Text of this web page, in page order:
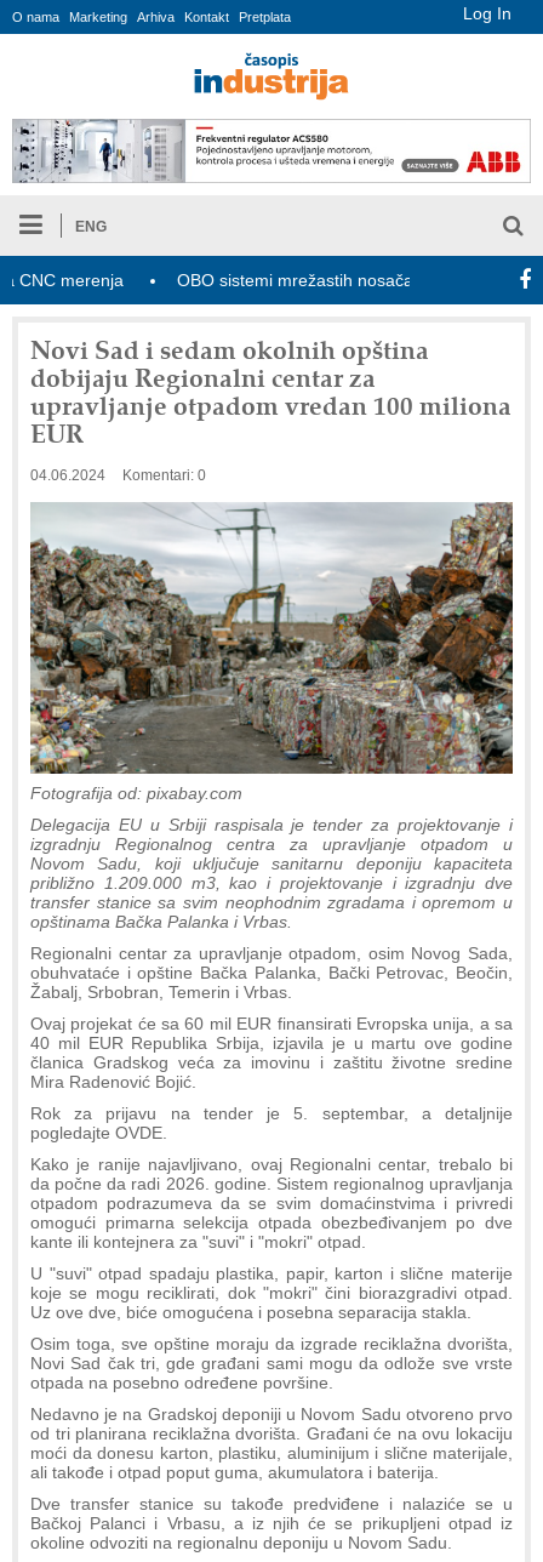
Log In
O nama Marketing Arhiva Kontakt Pretplata
ENG
merenja OBO sistemi mrežastih nosača kablova Novi
Novi Sad i sedam okolnih opština
dobijaju Regionalni centar za
upravljanje otpadom vredan 100 miliona
EUR
04.06.2024 Komentari: 0
Fotografija od: pixabay.com
Delegacija EU u Srbiji raspisala je tender za projektovanje i
izgradnju Regionalnog centra za upravljanje otpadom u
Novom Sadu, koji uključuje sanitarnu deponiju kapaciteta
približno 1.209.000 m3, kao i projektovanje i izgradnju dve
transfer stanice sa svim neophodnim zgradama i opremom u
opštinama Bačka Palanka i Vrbas.
Regionalni centar za upravljanje otpadom, osim Novog Sada,
obuhvataće i opštine Bačka Palanka, Bački Petrovac, Beočin,
Žabalj, Srbobran, Temerin i Vrbas.
Ovaj projekat će sa 60 mil EUR finansirati Evropska unija, a sa
40 mil EUR Republika Srbija, izjavila je u martu ove godine
članica Gradskog veća za imovinu i zaštitu životne sredine
Mira Radenović Bojić.
Rok za prijavu na tender je 5. septembar, a detaljnije
pogledajte OVDE.
Kako je ranije najavljivano, ovaj Regionalni centar, trebalo bi
da počne da radi 2026. godine. Sistem regionalnog upravljanja
otpadom podrazumeva da se svim domaćinstvima i privredi
omogući primarna selekcija otpada obezbeđivanjem po dve
kante ili kontejnera za "suvi" i "mokri" otpad.
U "suvi" otpad spadaju plastika, papir, karton i slične materije
koje se mogu reciklirati, dok "mokri" čini biorazgradivi otpad.
Uz ove dve, biće omogućena i posebna separacija stakla.
Osim toga, sve opštine moraju da izgrade reciklažna dvorišta,
Novi Sad čak tri, gde građani sami mogu da odlože sve vrste
otpada na posebno određene površine.
Nedavno je na Gradskoj deponiji u Novom Sadu otvoreno prvo
od tri planirana reciklažna dvorišta. Građani će na ovu lokaciju
moći da donesu karton, plastiku, aluminijum i slične materijale,
ali takođe i otpad poput guma, akumulatora i baterija.
Dve transfer stanice su takođe predviđene i nalaziće se u
Bačkoj Palanci i Vrbasu, a iz njih će se prikupljeni otpad iz
okoline odvoziti na regionalnu deponiju u Novom Sadu.